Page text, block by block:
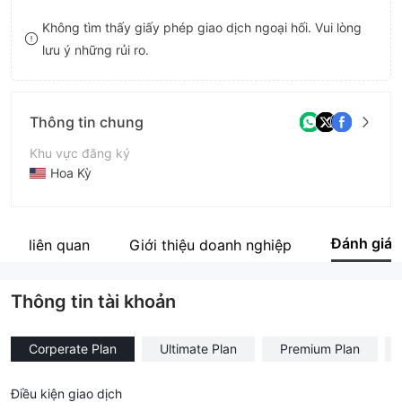
9 7
8
Không tìm thấy giấy phép giao dịch ngoại hối. Vui lòng
lưu ý những rủi ro.
Thông tin chung
Khu vực đăng ký
Hoa Kỳ
Tên công ty
ty liên quan Giới thiệu doanh nghiệp Đánh giá
Thông tin tài khoản
Corperate Plan Ultimate Plan Premium Plan
Điều kiện giao dịch